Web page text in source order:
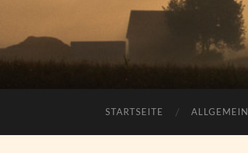
STARTSEITE ALLGEMEIN